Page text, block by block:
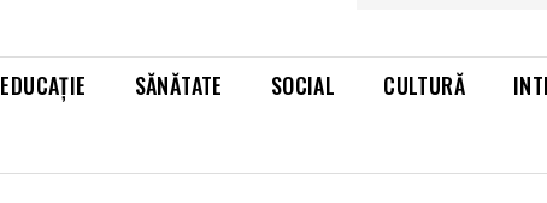
EDUCAȚIE SĂNĂTATE SOCIAL CULTURĂ